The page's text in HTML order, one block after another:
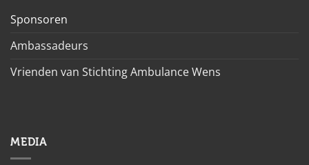
Sponsoren
Ambassadeurs
Vrienden van Stichting Ambulance Wens
MEDIA